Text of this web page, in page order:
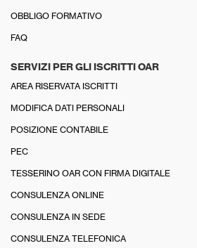
OBBLIGO FORMATIVO
FAQ
SERVIZI PER GLI ISCRITTI OAR
AREA RISERVATA ISCRITTI
MODIFICA DATI PERSONALI
POSIZIONE CONTABILE
PEC
TESSERINO OAR CON FIRMA DIGITALE
CONSULENZA ONLINE
CONSULENZA IN SEDE
CONSULENZA TELEFONICA